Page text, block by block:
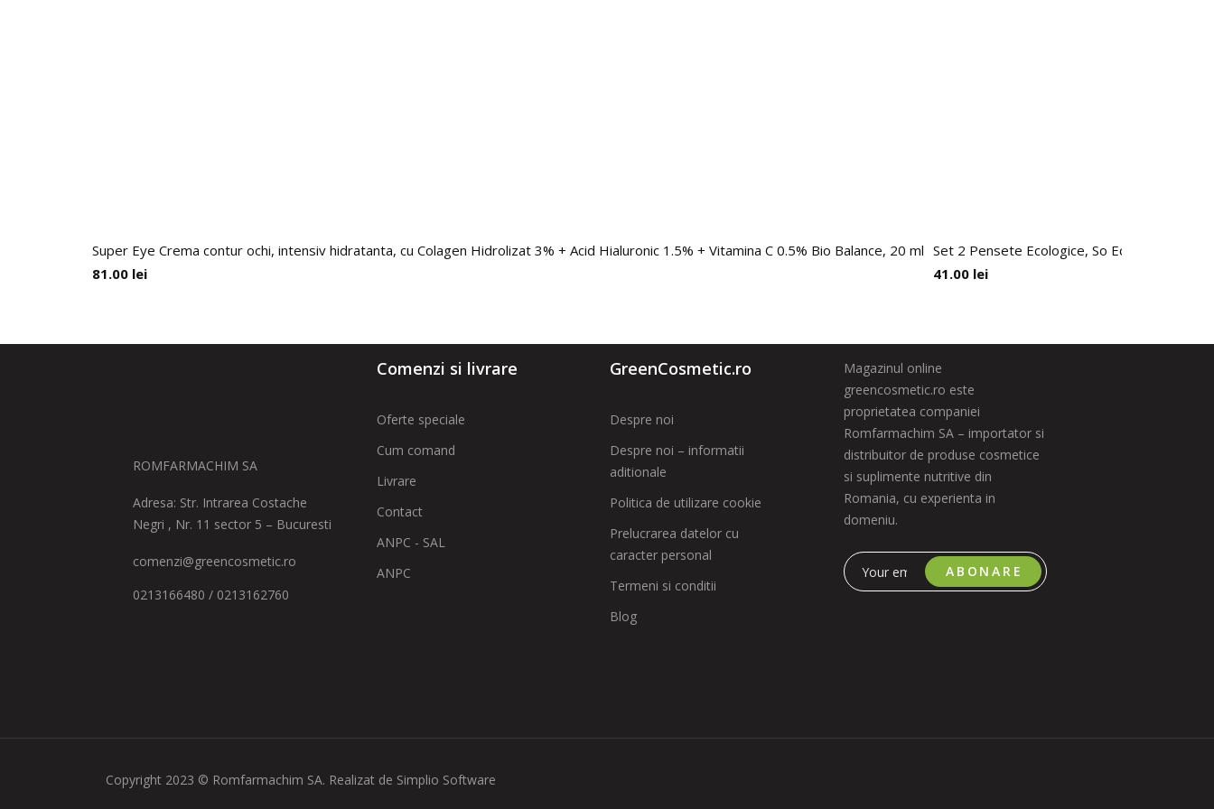
Super Eye Crema contur ochi, intensiv hidratanta, cu Colagen Hidrolizat 3% + Acid Hialuronic 1.5% + Vitamina C 0.5% Bio Balance, 20 ml
81.00 lei
Set 2 Pensete Ecologice, So Eco
41.00 lei
ROMFARMACHIM SA
Adresa: Str. Intrarea Costache
Negri , Nr. 11 sector 5 – Bucuresti
comenzi@greencosmetic.ro
0213166480 / 0213162760
Comenzi si livrare
Oferte speciale
Cum comand
Livrare
Contact
ANPC - SAL
ANPC
GreenCosmetic.ro
Despre noi
Despre noi – informatii
aditionale
Politica de utilizare cookie
Prelucrarea datelor cu
caracter personal
Termeni si conditii
Blog
Magazinul online
greencosmetic.ro este
proprietatea companiei
Romfarmachim SA – importator si
distribuitor de produse cosmetice
si suplimente nutritive din
Romania, cu experienta in
domeniu.
ABONARE
Copyright 2023 © Romfarmachim SA. Realizat de Simplio Software